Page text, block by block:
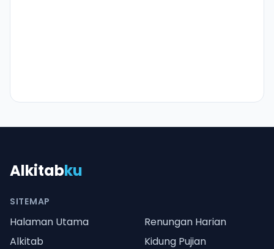
Alkitabku
SITEMAP
Halaman Utama
Renungan Harian
Alkitab
Kidung Pujian